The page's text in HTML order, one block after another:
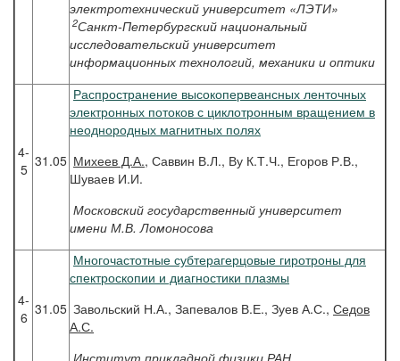
электротехнический университет «ЛЭТИ»
2Санкт-Петербургский национальный
исследовательский университет
информационных технологий, механики и оптики
4-
5 31.05
Распространение высокопервеансных ленточных
электронных потоков с циклотронным вращением в
неоднородных магнитных полях
Михеев Д.А., Саввин В.Л., Ву К.Т.Ч., Егоров Р.В.,
Шуваев И.И.
Московский государственный университет
имени М.В. Ломоносова
4-
6 31.05
Многочастотные субтерагерцовые гиротроны для
спектроскопии и диагностики плазмы
Завольский Н.А., Запевалов В.Е., Зуев А.С., Седов
А.С.
Институт прикладной физики РАН